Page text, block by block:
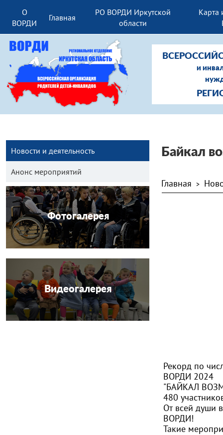
О
ВОРДИ
Главная
РО ВОРДИ Иркутской
области
Карта
и
Новости и деятельность
Анонс мероприятий
Фотогалерея
Видеогалерея
Байкал
Главная >
Рекорд по
ВОРДИ 2024
"БАЙКАЛ
480
От всей души
ВОРДИ!
Такие